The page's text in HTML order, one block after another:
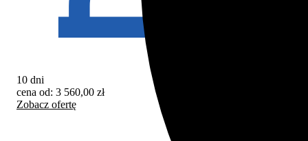
10 dni
cena od: 3 560,00 zł
Zobacz ofertę